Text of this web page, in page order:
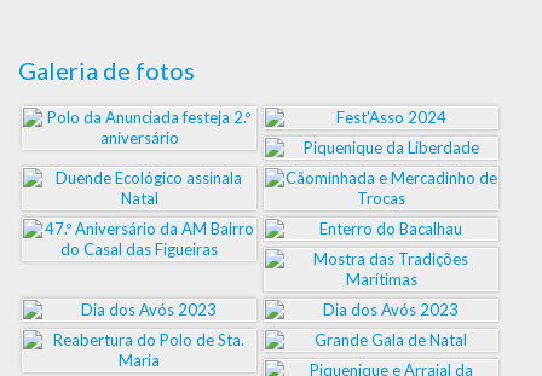
Galeria de fotos